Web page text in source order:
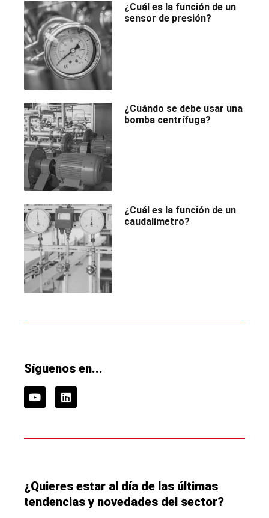
¿Cuál es la función de un
sensor de presión?
¿Cuándo se debe usar una
bomba centrífuga?
¿Cuál es la función de un
caudalímetro?
Síguenos en...
¿Quieres estar al día de las últimas
tendencias y novedades del sector?